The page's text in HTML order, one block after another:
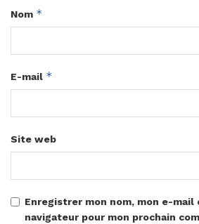
Nom *
E-mail *
Site web
Enregistrer mon nom, mon e-
navigateur pour mon prochain